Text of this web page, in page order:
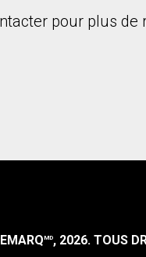
pour plus
MD, 2026. TOUS